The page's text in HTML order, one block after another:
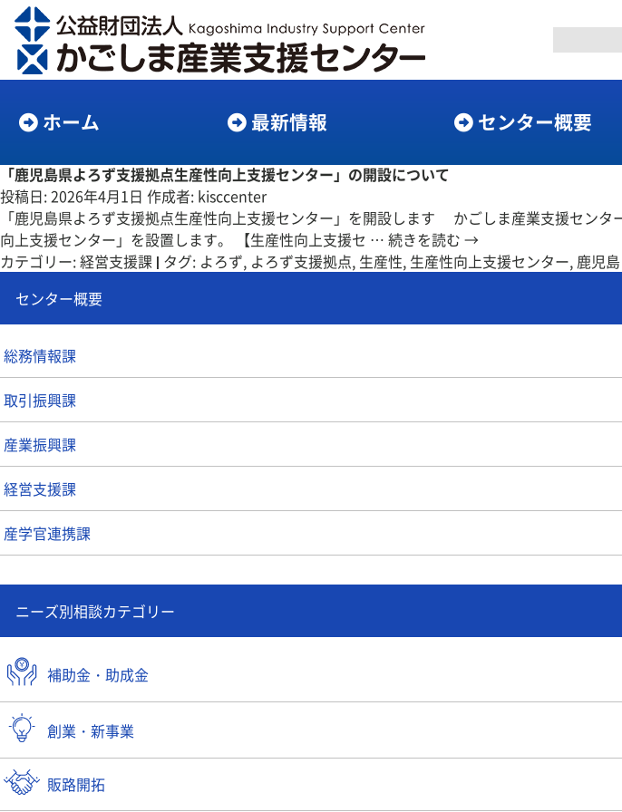
ホーム 最新情報 センター概要
「鹿児島県よろず支援拠点生産性向上支援センター」の開設について
投稿日:2026年4月1日 作成者: kisccenter
「鹿児島県よろず支援拠点生産性向上支援センター」を開設します かごしま産業支援セン
向上支援センター」を設置します。 【生産性向上支援セ … 続きを読む →
カテゴリー:経営支援課 | タグ: よろず, よろず支援拠点, 生産性, 生産性向上支援センター, 鹿児島
センター概要
総務情報課
取引振興課
産業振興課
経営支援課
産学官連携課
ニーズ別相談カテゴリー
補助金・助成金
創業・新事業
販路開拓